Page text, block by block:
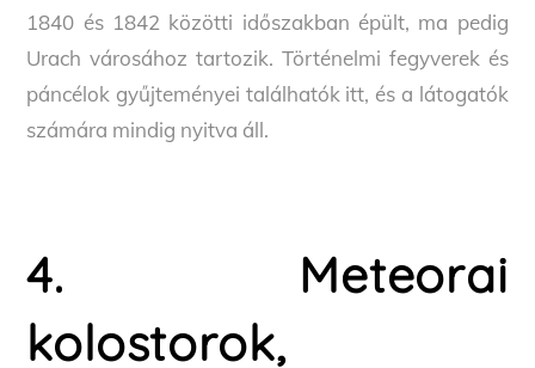
1840 és 1842 közötti időszakban épült, ma pedig
Urach városához tartozik. Történelmi fegyverek és
páncélok gyűjteményei találhatók itt, és a látogatók
számára mindig nyitva áll.
4. Meteorai
kolostorok,